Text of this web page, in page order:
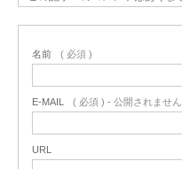
名前 ( 必須 )
E-MAIL ( 必須 ) - 公開されませ
URL